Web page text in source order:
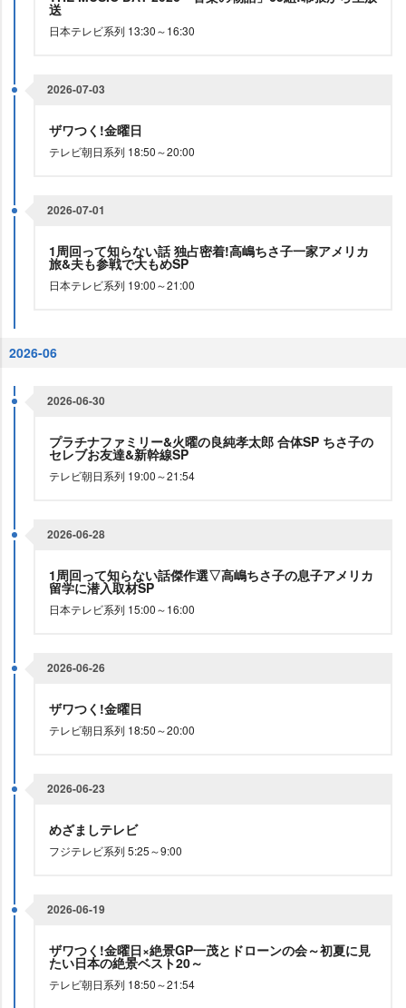
送
日本テレビ系列 13:30～16:30
2026-07-03
ザワつく!金曜日
テレビ朝日系列 18:50～20:00
2026-07-01
1周回って知らない話 独占密着!高嶋ちさ子一家アメリカ
旅&夫も参戦で大もめSP
日本テレビ系列 19:00～21:00
2026-06
2026-06-30
プラチナファミリー&火曜の良純孝太郎 合体SP ちさ子の
セレブお友達&新幹線SP
テレビ朝日系列 19:00～21:54
2026-06-28
1周回って知らない話傑作選▽高嶋ちさ子の息子アメリカ
留学に潜入取材SP
日本テレビ系列 15:00～16:00
2026-06-26
ザワつく!金曜日
テレビ朝日系列 18:50～20:00
2026-06-23
めざましテレビ
フジテレビ系列 5:25～9:00
2026-06-19
ザワつく!金曜日×絶景GP一茂とドローンの会～初夏に見
たい日本の絶景ベスト20～
テレビ朝日系列 18:50～21:54